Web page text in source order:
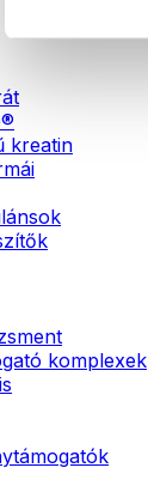
kreatin
komplexek